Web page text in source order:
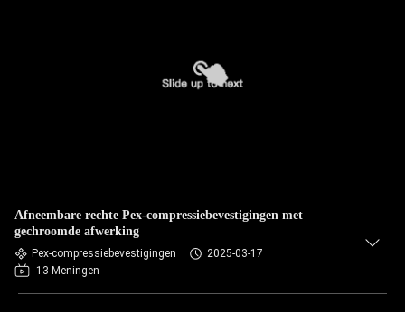
Afneembare rechte Pex-compressiebevestigingen met
gechroomde afwerking
Pex-compressiebevestigingen
2025-03-17
13 Meningen